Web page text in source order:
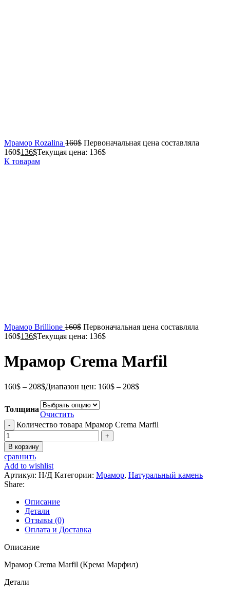
Мрамор Rozalina 160$ Первоначальная цена составляла
160$136$Текущая цена: 136$
К товарам
Мрамор Brillione 160$ Первоначальная цена составляла
160$136$Текущая цена: 136$
Мрамор Crema Marfil
160$ – 208$Диапазон цен: 160$ – 208$
Толщина
Очистить
Количество товара Мрамор Crema Marfil
В корзину
сравнить
Add to wishlist
Артикул: Н/Д Категории: Мрамор, Натуральный камень
Share:
Описание
Детали
Отзывы (0)
Оплата и Доставка
Описание
Мрамор Crema Marfil (Крема Марфил)
Детали